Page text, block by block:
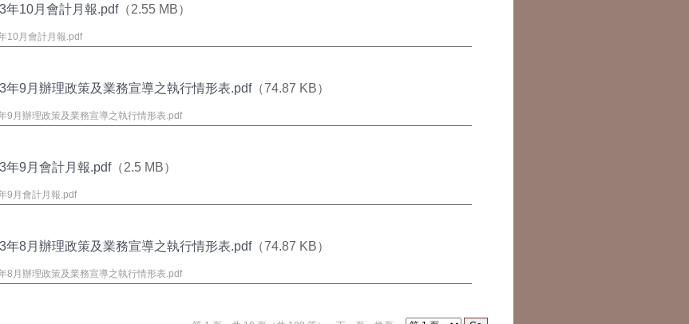
年10月會計月報.pdf（2.55 MB）
10月會計月報.pdf
年9月辦理政策及業務宣導之執行情形表.pdf（74.87 KB）
9月辦理政策及業務宣導之執行情形表.pdf
年9月會計月報.pdf（2.5 MB）
9月會計月報.pdf
年8月辦理政策及業務宣導之執行情形表.pdf（74.87 KB）
8月辦理政策及業務宣導之執行情形表.pdf